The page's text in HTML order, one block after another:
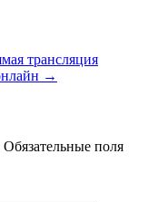
трансляция
→
Обязательные поля